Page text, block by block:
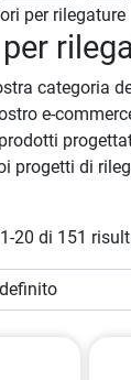
per rilegature
categoria
e-
progetti di
lavorando
le tue
di strumenti
progettati
20 di 151